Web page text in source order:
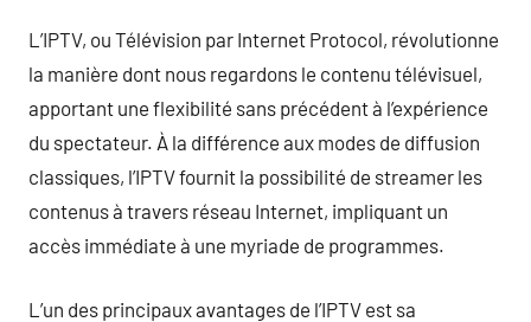
L’IPTV, ou Télévision par Internet Protocol, révolutionne
la manière dont nous regardons le contenu télévisuel,
apportant une flexibilité sans précédent à l’expérience
du spectateur. À la différence aux modes de diffusion
classiques, l’IPTV fournit la possibilité de streamer les
contenus à travers réseau Internet, impliquant un
accès immédiate à une myriade de programmes.
L’un des principaux avantages de l’IPTV est sa